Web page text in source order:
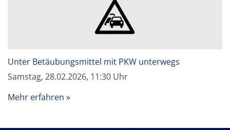
Unter Betäubungsmittel mit PKW unterwegs
Samstag, 28.02.2026, 11:30 Uhr
Mehr erfahren